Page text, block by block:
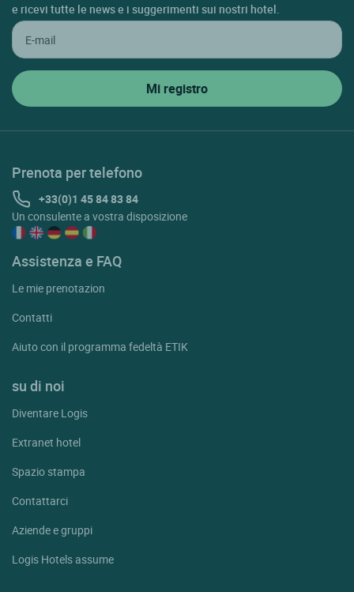
e ricevi tutte le news e i suggerimenti sui nostri hotel.
Prenota per telefono
+33(0)1 45 84 83 84
Un consulente a vostra disposizione
Assistenza e FAQ
Le mie prenotazion
Contatti
Aiuto con il programma fedeltà ETIK
su di noi
Diventare Logis
Extranet hotel
Spazio stampa
Contattarci
Aziende e gruppi
Logis Hotels assume